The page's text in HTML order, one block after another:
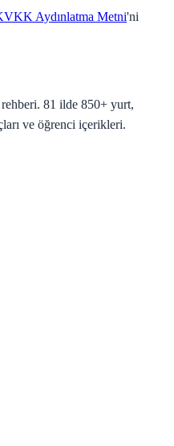
Aydınlatma Metni'ni
81 ilde 850+ yurt,
ve öğrenci içerikleri.